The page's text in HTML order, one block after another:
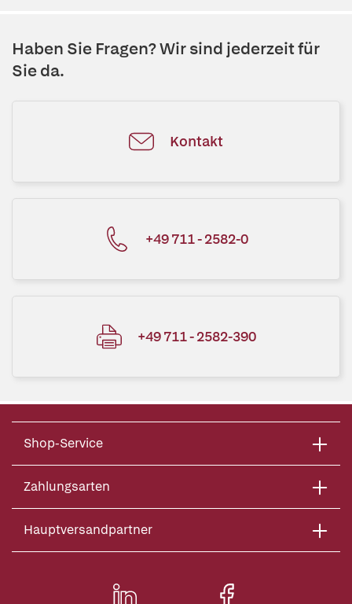
Haben Sie Fragen? Wir sind jederzeit für
Sie da.
Kontakt
+49 711 - 2582-0
+49 711 - 2582-390
Shop-Service
Zahlungsarten
Hauptversandpartner